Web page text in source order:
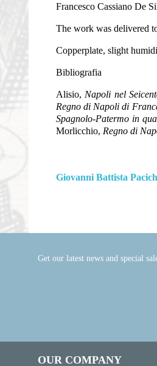
Francesco Cassiano De
The work was delivered
Copperplate, slight
Bibliografia
Alisio, Napoli nel
Regno di Napoli di
Spagnolo-Patermo in
Morlicchio, Regno di
Giovanni Battista
Get our latest news and special
OUR COMPANY